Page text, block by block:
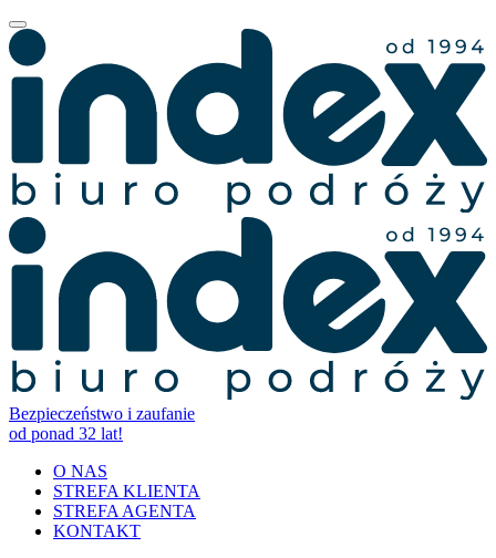
Bezpieczeństwo i zaufanie
od ponad 32 lat!
O NAS
STREFA KLIENTA
STREFA AGENTA
KONTAKT